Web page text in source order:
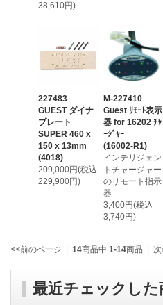
38,610円)
227483
GUEST ダイナ
プレート
SUPER 460 x
150 x 13mm
(4018)
209,000円(税込
229,900円)
M-227410
Guest ﾘﾓｰﾄ表示
器 for 16202 ﾁｬ
ｰｼﾞｬｰ
(16002-R1)
インテリジェン
トチャージャー
のリモート指示
器
3,400円(税込
3,740円)
<<前のページ 14商品中 1-14商品
最近チェックした